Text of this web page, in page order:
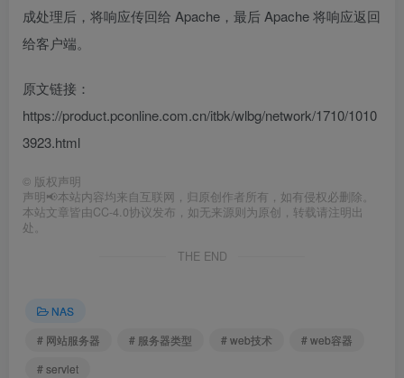
成处理后，将响应传回给 Apache，最后 Apache 将响应返回
给客户端。
原文链接：
https://product.pconline.com.cn/itbk/wlbg/network/1710/1010
3923.html
© 版权声明
声明📢本站内容均来自互联网，归原创作者所有，如有侵权必删除。
本站文章皆由CC-4.0协议发布，如无来源则为原创，转载请注明出
处。
THE END
NAS
# 网站服务器
# 服务器类型 # web技术
# web容器
# servlet